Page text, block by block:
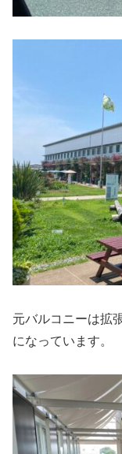
元バルコニーは拡
になっています。